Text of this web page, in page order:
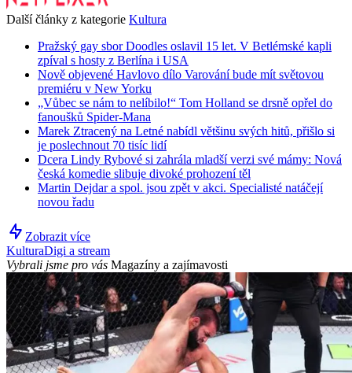
Další články z kategorie Kultura
Pražský gay sbor Doodles oslavil 15 let. V Betlémské kapli
zpíval s hosty z Berlína i USA
Nově objevené Havlovo dílo Varování bude mít světovou
premiéru v New Yorku
„Vůbec se nám to nelíbilo!“ Tom Holland se drsně opřel do
fanoušků Spider-Mana
Marek Ztracený na Letné nabídl většinu svých hitů, přišlo si
je poslechnout 70 tisíc lidí
Dcera Lindy Rybové si zahrála mladší verzi své mámy: Nová
česká komedie slibuje divoké prohození těl
Martin Dejdar a spol. jsou zpět v akci. Specialisté natáčejí
novou řadu
Zobrazit více
KulturaDigi a stream
Vybrali jsme pro vás Magazíny a zajímavosti